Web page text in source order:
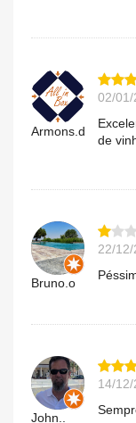
Armons.d
02/01/
de
Bruno.o
22/
John..
14/